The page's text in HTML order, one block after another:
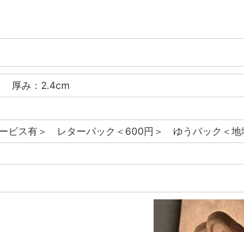
厚み：2.4cm
ビス有＞ レターパック＜600円＞ ゆうパック＜地